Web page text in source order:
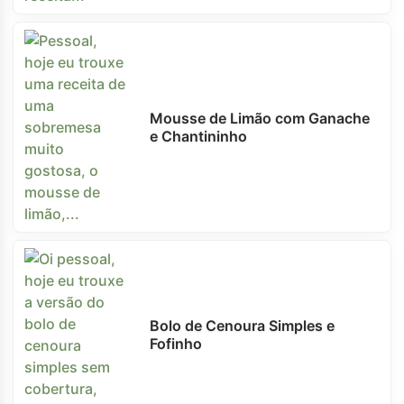
Mousse de Limão com Ganache
e Chantininho
Bolo de Cenoura Simples e
Fofinho